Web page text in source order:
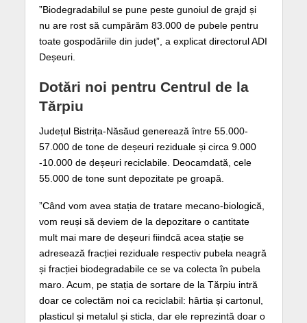
”Biodegradabilul se pune peste gunoiul de grajd și
nu are rost să cumpărăm 83.000 de pubele pentru
toate gospodăriile din județ”, a explicat directorul ADI
Deșeuri.
Dotări noi pentru Centrul de la
Tărpiu
Județul Bistrița-Năsăud generează între 55.000-
57.000 de tone de deșeuri reziduale și circa 9.000
-10.000 de deșeuri reciclabile. Deocamdată, cele
55.000 de tone sunt depozitate pe groapă.
”Când vom avea stația de tratare mecano-biologică,
vom reuși să deviem de la depozitare o cantitate
mult mai mare de deșeuri fiindcă acea stație se
adresează fracției reziduale respectiv pubela neagră
și fracției biodegradabile ce se va colecta în pubela
maro. Acum, pe stația de sortare de la Tărpiu intră
doar ce colectăm noi ca reciclabil: hârtia și cartonul,
plasticul și metalul și sticla, dar ele reprezintă doar o